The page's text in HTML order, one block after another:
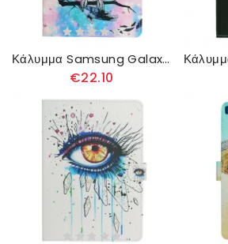
Κάλυμμα Samsung Galaxy Tab S6 Lite Βασιλική Κουκουβάγια
€22.10